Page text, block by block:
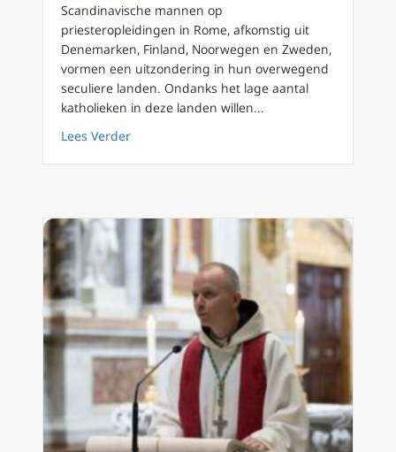
Scandinavische mannen op
priesteropleidingen in Rome, afkomstig uit
Denemarken, Finland, Noorwegen en Zweden,
vormen een uitzondering in hun overwegend
seculiere landen. Ondanks het lage aantal
katholieken in deze landen willen...
Lees Verderabout Een ‘katholiek ontwaken’ schijnt